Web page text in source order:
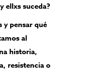
ellxs suceda?
y pensar qué
al
historia,
resistencia o